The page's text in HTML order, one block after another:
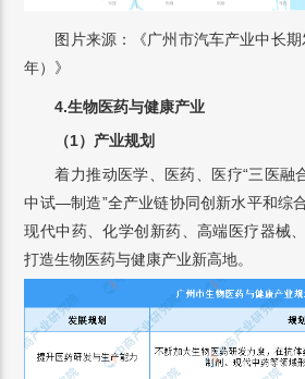
图片来源：《广州市汽车产业中长
年）》
4.生物医药与健康产业
（1）产业规划
着力推动医学、医药、医疗“三医
中试—制造”全产业链协同创新水平和综
现代中药、化学创新药、高端医疗器械
打造生物医药与健康产业新高地。